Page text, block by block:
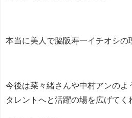
本当に美人で脇阪寿一イチオシの
今後は菜々緒さんや中村アンのよ
タレントへと活躍の場を広げてく